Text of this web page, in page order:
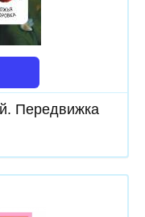
Передвижка